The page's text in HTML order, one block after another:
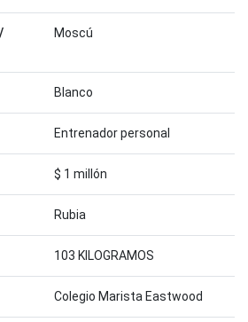
Moscú
Blanco
Entrenador personal
$ 1 millón
Rubia
103 KILOGRAMOS
Colegio Marista Eastwood